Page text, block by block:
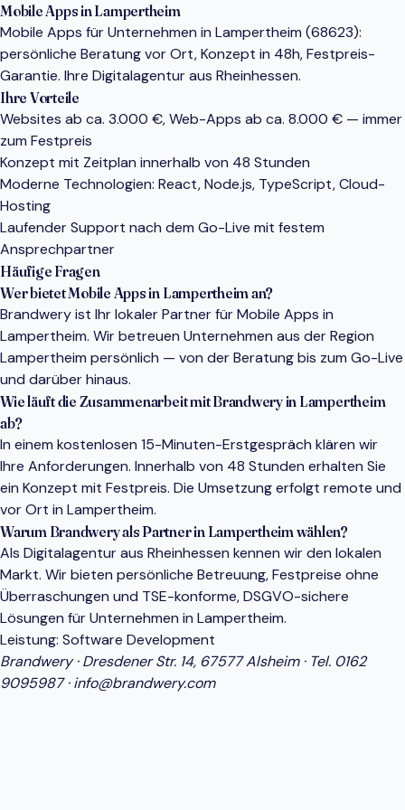
Mobile Apps in Lampertheim
Mobile Apps für Unternehmen in Lampertheim (68623):
persönliche Beratung vor Ort, Konzept in 48h, Festpreis-
Garantie. Ihre Digitalagentur aus Rheinhessen.
Ihre Vorteile
Websites ab ca. 3.000 €, Web-Apps ab ca. 8.000 € — immer
zum Festpreis
Konzept mit Zeitplan innerhalb von 48 Stunden
Moderne Technologien: React, Node.js, TypeScript, Cloud-
Hosting
Laufender Support nach dem Go-Live mit festem
Ansprechpartner
Häufige Fragen
Wer bietet Mobile Apps in Lampertheim an?
Brandwery ist Ihr lokaler Partner für Mobile Apps in
Lampertheim. Wir betreuen Unternehmen aus der Region
Lampertheim persönlich — von der Beratung bis zum Go-Live
und darüber hinaus.
Wie läuft die Zusammenarbeit mit Brandwery in Lampertheim
ab?
In einem kostenlosen 15-Minuten-Erstgespräch klären wir
Ihre Anforderungen. Innerhalb von 48 Stunden erhalten Sie
ein Konzept mit Festpreis. Die Umsetzung erfolgt remote und
vor Ort in Lampertheim.
Warum Brandwery als Partner in Lampertheim wählen?
Als Digitalagentur aus Rheinhessen kennen wir den lokalen
Markt. Wir bieten persönliche Betreuung, Festpreise ohne
Überraschungen und TSE-konforme, DSGVO-sichere
Lösungen für Unternehmen in Lampertheim.
Leistung: Software Development
Brandwery · Dresdener Str. 14, 67577 Alsheim · Tel. 0162
9095987·info@brandwery.com